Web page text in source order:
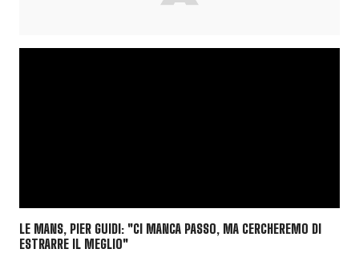
LE MANS, PIER GUIDI: "CI MANCA PASSO, MA CERCHEREMO DI
ESTRARRE IL MEGLIO"